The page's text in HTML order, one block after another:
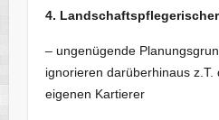
4.
– ungenügende
ignorieren darüberhinaus
eigenen Kartierer